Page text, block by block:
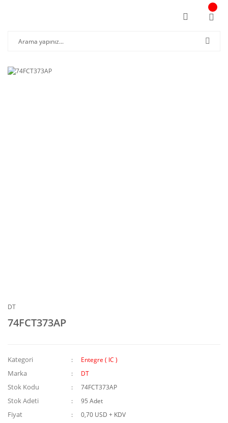
DT
74FCT373AP
Kategori Entegre ( IC )
Marka DT
Stok Kodu 74FCT373AP
Stok Adeti 95 Adet
Fiyat
0,70 USD + KDV